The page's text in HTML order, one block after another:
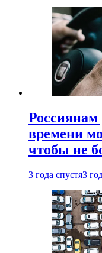
Россиянам
времени
чтобы не
3 года спустя3